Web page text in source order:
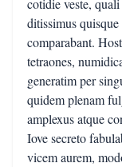
cotidie veste,
ditissimus
comparabant.
tetraones,
generatim per
quidem plenam
amplexus atque
Iove secreto
vicem aurem,